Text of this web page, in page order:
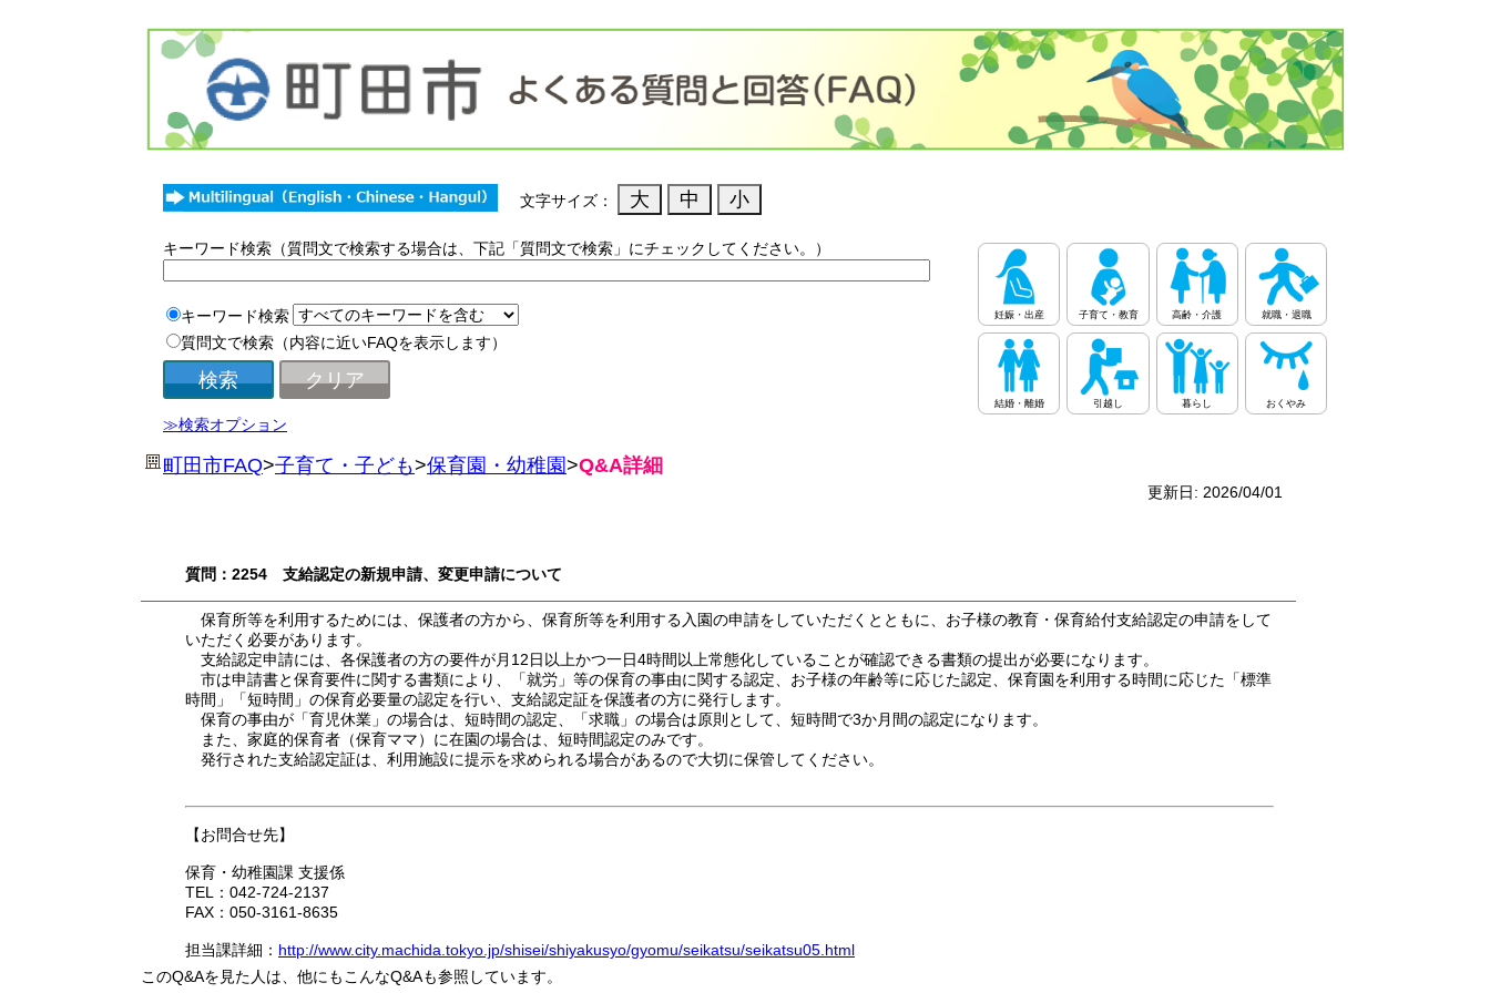
文字サイズ：
キーワード検索（質問文で検索する場合は、下記「質問文で検索」にチェックしてください。）
キーワード検索
質問文で検索（内容に近いFAQを表示します）
≫検索オプション
町田市FAQ>子育て・子ども>保育園・幼稚園>Q&A詳細
更新日: 2026/04/01
質問：2254 支給認定の新規申請、変更申請について
保育所等を利用するためには、保護者の方から、保育所等を利用する入園の申請をしていただくとともに、お子様の教育・保育給付支給認定の申請をして
いただく必要があります。
支給認定申請には、各保護者の方の要件が月12日以上かつ一日4時間以上常態化していることが確認できる書類の提出が必要になります。
市は申請書と保育要件に関する書類により、「就労」等の保育の事由に関する認定、お子様の年齢等に応じた認定、保育園を利用する時間に応じた「標準
時間」「短時間」の保育必要量の認定を行い、支給認定証を保護者の方に発行します。
保育の事由が「育児休業」の場合は、短時間の認定、「求職」の場合は原則として、短時間で3か月間の認定になります。
また、家庭的保育者（保育ママ）に在園の場合は、短時間認定のみです。
発行された支給認定証は、利用施設に提示を求められる場合があるので大切に保管してください。
【お問合せ先】
保育・幼稚園課 支援係
TEL：042-724-2137
FAX：050-3161-8635
担当課詳細： http://www.city.machida.tokyo.jp/shisei/shiyakusyo/gyomu/seikatsu/seikatsu05.html
このQ&Aを見た人は、他にもこんなQ&Aも参照しています。
妊娠・出産 子育て・教育 高齢・介護 就職・退職
結婚・離婚 引越し 暮らし おくやみ